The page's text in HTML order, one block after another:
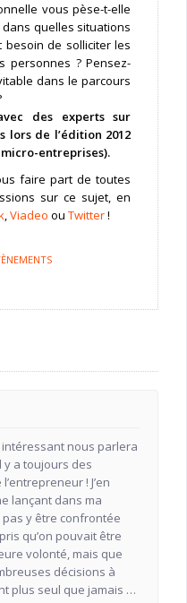
vous pèse-t-elle
quelles situations
de solliciter les
personnes ? Pensez-
dans le parcours
des experts sur
lors de l’édition 2012
micro-entreprises).
faire part de toutes
sur ce sujet, en
,Viadeo ou Twitter!
intéressant nous parlera
y a toujours des
! J’en
lançant dans ma
y être confrontée
qu’on pouvait être
volonté, mais que
décisions à
plus seul que jamais …